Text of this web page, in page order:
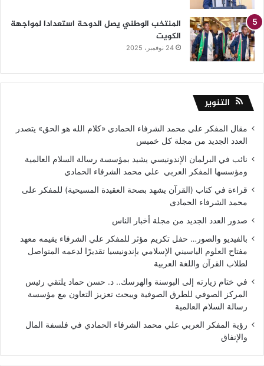
المنتخب الوطني يصل الدوحة استعدادا لمواجهة
الكويت
24 نوفمبر، 2025
التنوير
مقال المفكر علي محمد الشرفاء الحمادي «كلام الله هو الحق» يتصدر
العدد الجديد من مجلة كل خميس
نائب في البرلمان الإندونيسي يشيد بمؤسسة رسالة السلام العالمية
ومؤسسها المفكر العربي علي محمد الشرفاء الحمادي
قراءة في كتاب (القرآن يشهد بصحة العقيدة المسيحية) للمفكر على
محمد الشرفاء الحمادى
صدور العدد الجديد من مجلة أخبار الناس
بالفيديو والصور… حفل تكريم مؤثر للمفكر علي الشرفاء يقيمه معهد
مفتاح العلوم الياسيني الإسلامي بإندونيسيا تقديرًا لدعمه المتواصل
لطلاب القرآن واللغة العربية
في ختام زيارته إلى البوسنة والهرسك.. د. حسن حماد يلتقي رئيس
المركز الصوفي للطرق الصوفية ويبحث تعزيز التعاون مع مؤسسة
رسالة السلام العالمية
رؤية المفكر العربي علي محمد الشرفاء الحمادي في فلسفة المال
والإنفاق